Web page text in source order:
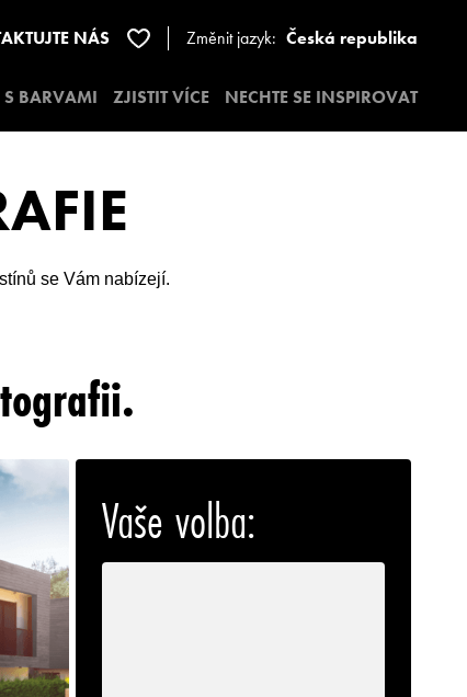
NÁS Změnit jazyk: Česká republika
S BARVAMI ZJISTIT VÍCE NECHTE SE INSPIROVAT
se Vám nabízejí.
Vaše volba: